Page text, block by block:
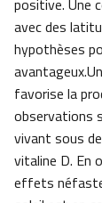
positive. Une
avec des
hypothèses
favorise la
observations
vivant sous
vitaline D. En
effets